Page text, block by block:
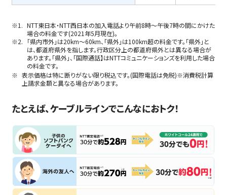
NTT東日本・NTT西日本の加入電話より午前8時〜午後7時の間にかけた
場合の料金です(2021年5月現在)。
「県内市外」は20km〜60km、「県外」は100km超の料金です。「県外」と
は、都道府県外を指します。行政区分上の都道府県外とは異なる場合が
あります。「県外」、「国際通話】はNTTコミュニケーションズを利用した場合
の料金です。
表示価格は特に断りがない限り税込です。(国際電話は免税)※消費税計算
上請求金額と異なる場合があります。
たとえば、ケーブルラインでこんなにおトク！